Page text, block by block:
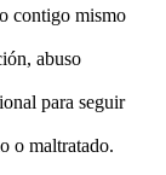
contigo mismo
abuso
para seguir
o maltratado.